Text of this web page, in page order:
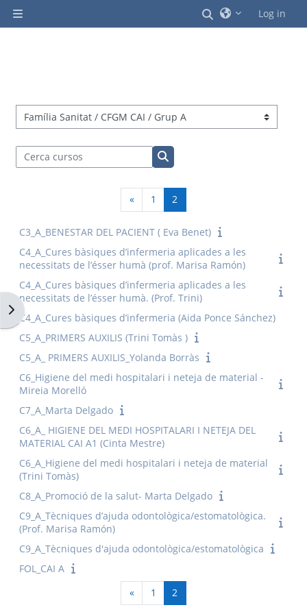
Panell lateral
CommutaLog in
Obre el calaix de blocs
Categories de cursos
Cerca cursos
Cerca cursos
«Pàgina anterior
1 Pàgina 1
2
C3_A_BENESTAR DEL PACIENT ( Eva Benet)
C4_A_Cures bàsiques d’infermeria aplicades a les
necessitats de l’ésser humà (prof. Marisa Ramón)
C4_A_Cures bàsiques d’infermeria aplicades a les
necessitats de l’ésser humà. (Prof. Trini)
C4_A_Cures bàsiques d’infermeria (Aida Ponce Sánchez)
C5_A_PRIMERS AUXILIS (Trini Tomàs )
C5_A_ PRIMERS AUXILIS_Yolanda Borràs
C6_Higiene del medi hospitalari i neteja de material -
Mireia Morelló
C7_A_Marta Delgado
C6_A_ HIGIENE DEL MEDI HOSPITALARI I NETEJA DEL
MATERIAL CAI A1 (Cinta Mestre)
C6_A_Higiene del medi hospitalari i neteja de material
(Trini Tomàs)
C8_A_Promoció de la salut- Marta Delgado
C9_A_Tècniques d’ajuda odontològica/estomatològica.
(Prof. Marisa Ramón)
C9_A_Tècniques d'ajuda odontològica/estomatològica
FOL_CAI A
«Pàgina anterior
1 Pàgina 1
2